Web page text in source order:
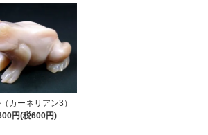
カーネリアン3）
円(税600円)